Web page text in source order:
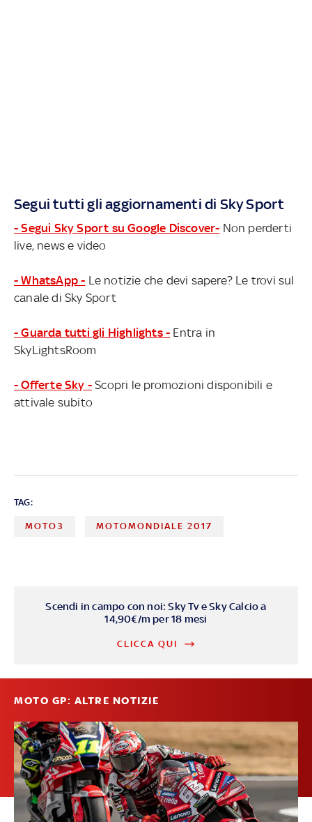
Segui tutti gli aggiornamenti di Sky Sport
- Segui Sky Sport su Google Discover- Non perderti
live, news e video
- WhatsApp - Le notizie che devi sapere? Le trovi sul
canale di Sky Sport
- Guarda tutti gli Highlights - Entra in
SkyLightsRoom
- Offerte Sky - Scopri le promozioni disponibili e
attivale subito
TAG:
MOTO3 MOTOMONDIALE 2017
Scendi in campo con noi: Sky Tv e Sky Calcio a
14,90€/m per 18 mesi
CLICCA QUI
MOTO GP: ALTRE NOTIZIE